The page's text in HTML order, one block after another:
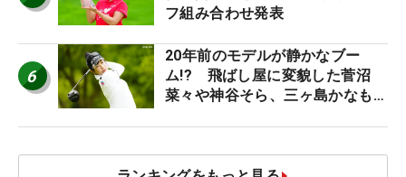
フ組み合わせ発表
6
20年前のモデルが静かなブー
ム!? 飛ばし屋に変貌した菅沼
菜々や神谷そら、三ヶ島かなも使